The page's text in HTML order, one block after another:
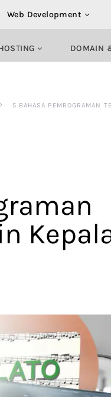
Web Development
DOMAIN
5 BAHASA PEMROGRAMAN